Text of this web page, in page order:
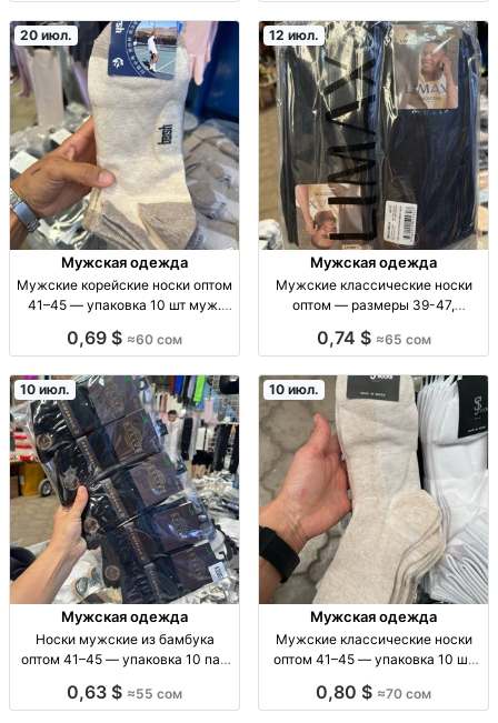
магазина/розницы.
20 июл.
Мужская одежда
Мужские корейские носки оптом
41–45 — упаковка 10 шт муж.
упак. 10 шт, 60 KGS/упак. без
0,69 $ ≈60 сом
12 июл.
Мужская одежда
Мужские классические носки
оптом — размеры 39-47,
класcич. опт; р-ры 39-41/41-
поставка по регионам СНГ
0,74 $ ≈65 сом
10 июл.
Мужская одежда
Носки мужские из бамбука
оптом 41–45 — упаковка 10 пар
состав бамбук, комфорт/
0,63 $ ≈55 сом
10 июл.
Мужская одежда
Мужские классические носки
оптом 41–45 — упаковка 10 шт
фас. 10 шт/уп, повседн. стиль,
0,80 $ ≈70 сом